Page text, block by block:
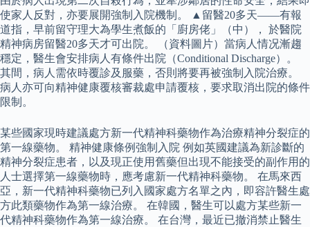
使家人反對，亦要展開強制入院機制。 ▲留醫20多天——有報
道指，早前留守理大為學生煮飯的「廚房佬」（中）， 於醫院
精神病房留醫20多天才可出院。 （資料圖片）當病人情况漸趨
穩定，醫生會安排病人有條件出院（Conditional Discharge）。
其間，病人需依時覆診及服藥，否則將要再被強制入院治療。
病人亦可向精神健康覆核審裁處申請覆核，要求取消出院的條件
限制。
某些國家現時建議處方新一代精神科藥物作為治療精神分裂症的
第一線藥物。 精神健康條例強制入院 例如英國建議為新診斷的
精神分裂症患者，以及現正使用舊藥但出現不能接受的副作用的
人士選擇第一線藥物時，應考慮新一代精神科藥物。 在馬來西
亞，新一代精神科藥物已列入國家處方名單之內，即容許醫生處
方此類藥物作為第一線治療。 在韓國，醫生可以處方某些新一
代精神科藥物作為第一線治療。 在台灣，最近已撤消禁止醫生